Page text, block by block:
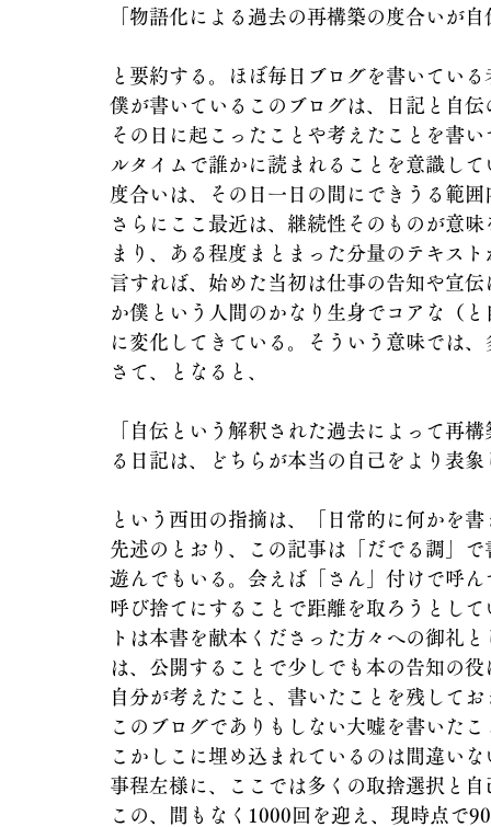
「物語化による過去の再構築の度合いが
と要約する。ほぼ毎日ブログを書いてい
僕が書いているこのブログは、日記と自
その日に起こったことや考えたことを書
ルタイムで誰かに読まれることを意識し
度合いは、その日一日の間にできうる範
さらにここ最近は、継続性そのものが意
まり、ある程度まとまった分量のテキス
言すれば、始めた当初は仕事の告知や宣
か僕という人間のかなり生身でコアな（
に変化してきている。そういう意味では
さて、となると、
「自伝という解釈された過去によって再
る日記は、どちらが本当の自己をより表
という西田の指摘は、「日常的に何かを
先述のとおり、この記事は「だでる調」
遊んでもいる。会えば「さん」付けで呼
呼び捨てにすることで距離を取ろうとし
トは本書を献本くださった方々への御礼
は、公開することで少しでも本の告知の
自分が考えたこと、書いたことを残して
このブログでありもしない大嘘を書いた
こかしこに埋め込まれているのは間違いな
事程左様に、ここでは多くの取捨選択と
この、間もなく1000回を迎え、現時点で